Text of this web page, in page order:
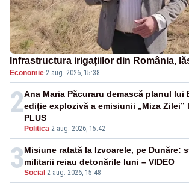
Infrastructura irigațiilor din România,
Economie·2 aug. 2026, 15:38
2
Politica-2 aug. 2026, 15:42
Ana Maria Păcuraru demască planul lui
ediție explozivă a emisiunii „Miza Zilei”
PLUS
3Social -2 aug. 2026, 15:48
Misiune ratată la Izvoarele, pe Dunăre:
militarii reiau detonările luni – VIDEO